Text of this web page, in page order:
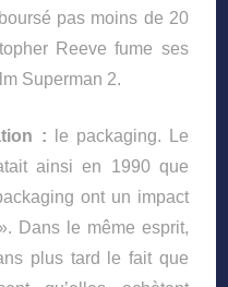
pas moins de 20
Reeve fume ses
Superman 2.
: le packaging. Le
ainsi en 1990 que
ont un impact
Dans le même esprit,
plus tard le fait que